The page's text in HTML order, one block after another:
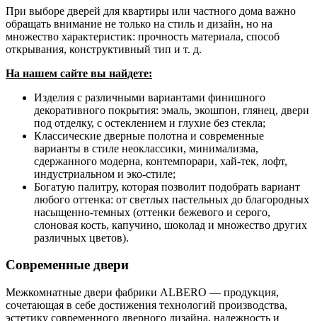
При выборе дверей для квартиры или частного дома важно
обращать внимание не только на стиль и дизайн, но на
множество характеристик: прочность материала, способ
открывания, конструктивный тип и т. д.
На нашем сайте вы найдете:
Изделия с различными вариантами финишного
декоративного покрытия: эмаль, экошпон, глянец, двери
под отделку, с остеклением и глухие без стекла;
Классические дверные полотна и современные
варианты в стиле неоклассики, минимализма,
сдержанного модерна, контемпорари, хай-тек, лофт,
индустриальном и эко-стиле;
Богатую палитру, которая позволит подобрать вариант
любого оттенка: от светлых пастельных до благородных
насыщенно-темных (оттенки бежевого и серого,
слоновая кость, капучино, шоколад и множество других
различных цветов).
Современные двери
Межкомнатные двери фабрики ALBERO — продукция,
сочетающая в себе достижения технологий производства,
эстетику современного дверного дизайна, надежность и